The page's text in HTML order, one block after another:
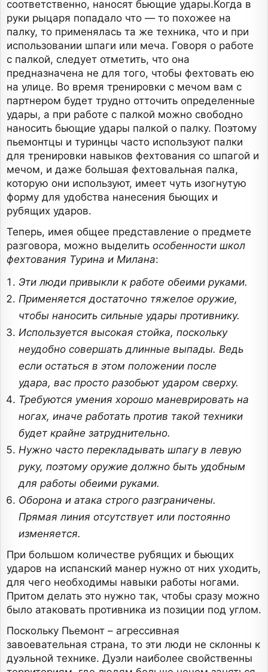
соответственно, наносят бьющие удары.Когда в
руки рыцаря попадало что — то похожее на
палку, то применялась та же техника, что и при
использовании шпаги или меча. Говоря о работе
с палкой, следует отметить, что она
предназначена не для того, чтобы фехтовать ею
на улице. Во время тренировки с мечом вам с
партнером будет трудно отточить определенные
удары, а при работе с палкой можно свободно
наносить бьющие удары палкой о палку. Поэтому
пьемонтцы и туринцы часто используют палки
для тренировки навыков фехтования со шпагой и
мечом, и даже большая фехтовальная палка,
которую они используют, имеет чуть изогнутую
форму для удобства нанесения бьющих и
рубящих ударов.
Теперь, имея общее представление о предмете
разговора, можно выделить особенности школ
фехтования Турина и Милана:
Эти люди привыкли к работе обеими руками.
Применяется достаточно тяжелое оружие,
чтобы наносить сильные удары противнику.
Используется высокая стойка, поскольку
неудобно совершать длинные выпады. Ведь
если остаться в этом положении после
удара, вас просто разобьют ударом сверху.
Требуются умения хорошо маневрировать на
ногах, иначе работать против такой техники
будет крайне затруднительно.
Нужно часто перекладывать шпагу в левую
руку, поэтому оружие должно быть удобным
для работы обеими руками.
Оборона и атака строго разграничены.
Прямая линия отсутствует или постоянно
изменяется.
При большом количестве рубящих и бьющих
ударов на испанский манер нужно от них уходить,
для чего необходимы навыки работы ногами.
Притом делать это нужно так, чтобы сразу можно
было атаковать противника из позиции под углом.
Поскольку Пьемонт – агрессивная
завоевательная страна, то эти люди не склонны к
дуэльной технике. Дуэли наиболее свойственны